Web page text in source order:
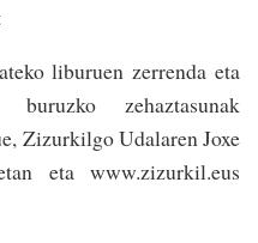
liburuen zerrenda eta
zehaztasunak
Zizurkilgo Udalaren Joxe
eta www.zizurkil.eus